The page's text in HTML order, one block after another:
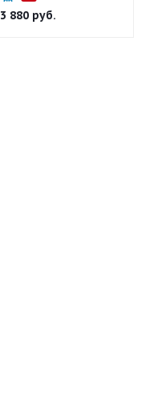
3 880руб.